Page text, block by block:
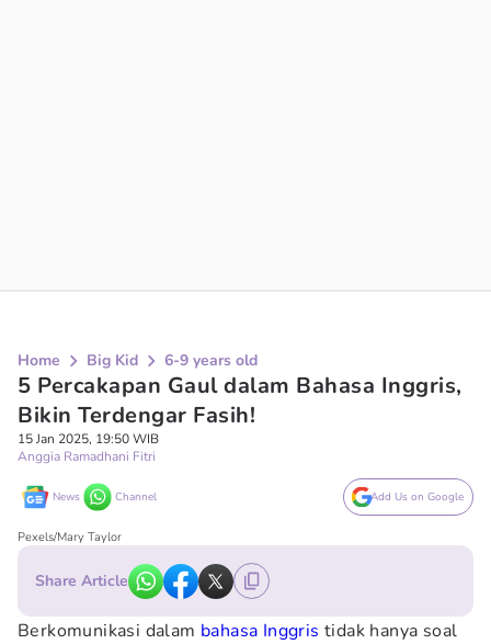
Home Big Kid 6-9 years old
5 Percakapan Gaul dalam Bahasa Inggris,
Bikin Terdengar Fasih!
15 Jan 2025, 19:50 WIB
Anggia Ramadhani Fitri
News Channel Add Us on Google
Pexels/Mary Taylor
Share Article
Berkomunikasi dalam bahasa Inggris tidak hanya soal